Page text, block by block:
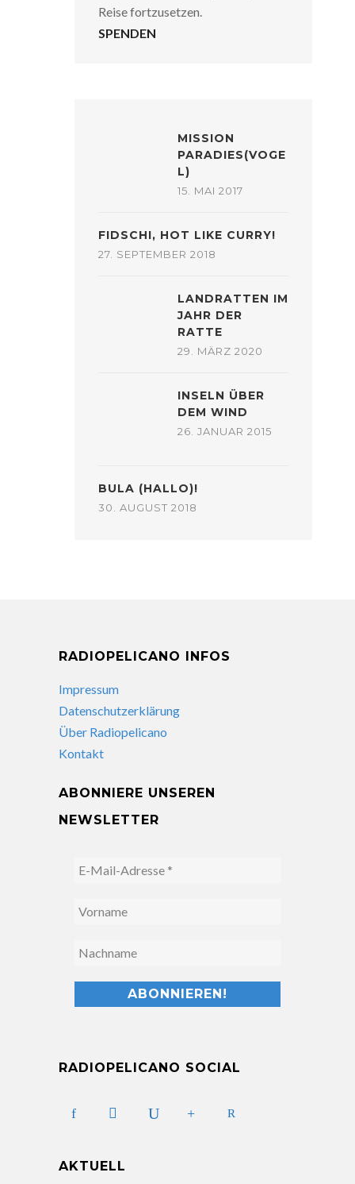
Reise fortzusetzen.
SPENDEN
MISSION
PARADIES(VOGE
L)
15. MAI 2017
FIDSCHI, HOT LIKE CURRY!
27. SEPTEMBER 2018
LANDRATTEN IM
JAHR DER
RATTE
29. MÄRZ 2020
INSELN ÜBER
DEM WIND
26. JANUAR 2015
BULA (HALLO)!
30. AUGUST 2018
RADIOPELICANO INFOS
Impressum
Datenschutzerklärung
Über Radiopelicano
Kontakt
ABONNIERE UNSEREN
NEWSLETTER
RADIOPELICANO SOCIAL
AKTUELL